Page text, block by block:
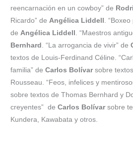
reencarnación en un cowboy” de
Ricardo” de Angélica Liddell
.
de Angélica Liddell . “Maestros
Bernhard
. “La arrogancia de vivir” de
textos de Louis-Ferdinand Céline.
familia” deCarlos Bolívarsobre
Rousseau. “Feos, infelices y
sobre textos de Thomas Bernhard y
creyentes” deCarlos Bolívarsobre
Kundera, Kawabata y otros.